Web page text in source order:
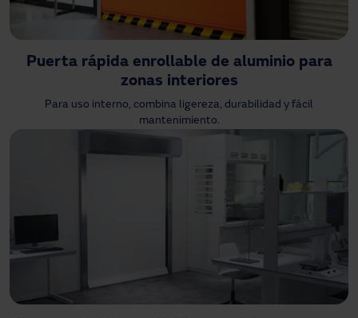
Puerta rápida enrollable de aluminio para
zonas interiores
Para uso interno, combina ligereza, durabilidad y fácil
mantenimiento.